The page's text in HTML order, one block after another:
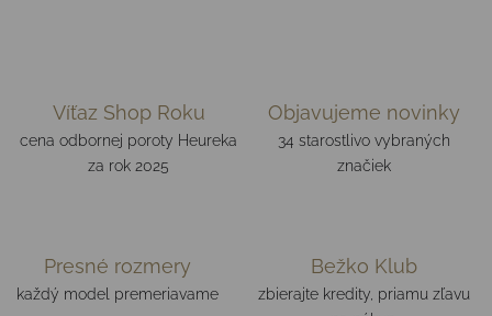
Víťaz Shop Roku
cena odbornej poroty Heureka
za rok 2025
Objavujeme novinky
34 starostlivo vybraných
značiek
Presné rozmery
každý model premeriavame
Bežko Klub
zbierajte kredity, priamu zľavu